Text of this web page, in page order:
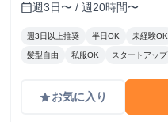
calendar_today週3日〜 / 週20時間〜
週3日以上推奨 半日OK 未経験OK
髪型自由 私服OK スタートアップ
gradeお気に入り